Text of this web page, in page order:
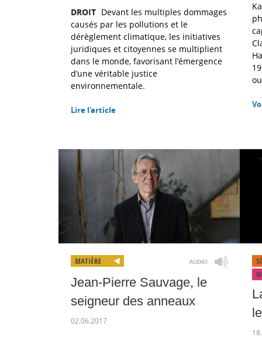
DROIT Devant les multiples dommages
causés par les pollutions et le
dérèglement climatique, les initiatives
juridiques et citoyennes se multiplient
dans le monde, favorisant l’émergence
d’une véritable justice
environnementale.
Lire l'article
Jean-Pierre Sauvage, le
seigneur des anneaux
02.06.2017